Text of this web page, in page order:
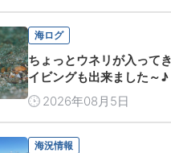
海ログ
ちょっとウネリが入って
イビングも出来ました～♪
2026年08月5日
海況情報